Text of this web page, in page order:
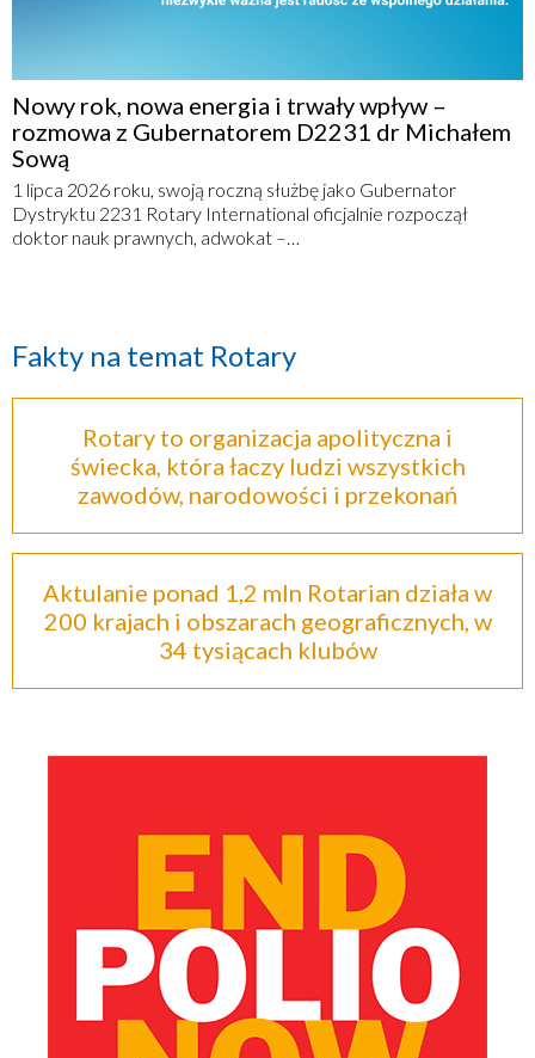
Nowy rok, nowa energia i trwały wpływ –
rozmowa z Gubernatorem D2231 dr Michałem
Sową
1 lipca 2026 roku, swoją roczną służbę jako Gubernator
Dystryktu 2231 Rotary International oficjalnie rozpoczął
doktor nauk prawnych, adwokat –…
Fakty na temat Rotary
Rotary to organizacja apolityczna i
świecka, która łaczy ludzi wszystkich
zawodów, narodowości i przekonań
Aktulanie ponad 1,2 mln Rotarian działa w
200 krajach i obszarach geograficznych, w
34 tysiącach klubów